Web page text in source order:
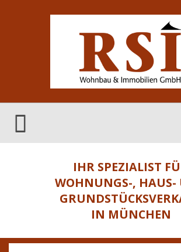
IHR SPEZIALIST
WOHNUNGS-, HAUS-
IN MÜNCHEN